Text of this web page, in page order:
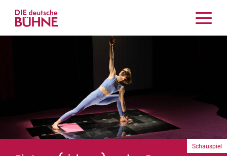
Bühnenwelt
Festivals & Veranstaltungen
Schauspiel